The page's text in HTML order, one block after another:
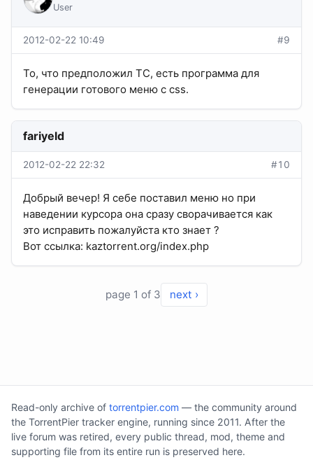
User
2012-02-22 10:49 #9
То, что предположил ТС, есть программа для
генерации готового меню с css.
fariyeld
2012-02-22 22:32 #10
Добрый вечер! Я себе поставил меню но при
наведении курсора она сразу сворачивается как
это исправить пожалуйста кто знает ?
Вот ссылка: kaztorrent.org/index.php
page 1 of 3 next ›
Read-only archive of torrentpier.com — the community around
the TorrentPier tracker engine, running since 2011. After the
live forum was retired, every public thread, mod, theme and
supporting file from its entire run is preserved here.